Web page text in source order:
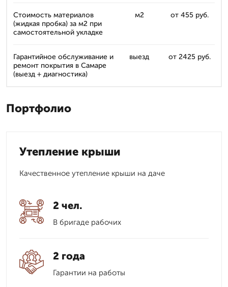
Стоимость материалов
(жидкая пробка) за м2 при
самостоятельной укладке
м2 от 455 руб.
Гарантийное обслуживание и
ремонт покрытия в Самаре
(выезд + диагностика)
выезд от 2425 руб.
Портфолио
Утепление крыши
Качественное утепление крыши на даче
2 чел.
В бригаде рабочих
2 года
Гарантии на работы